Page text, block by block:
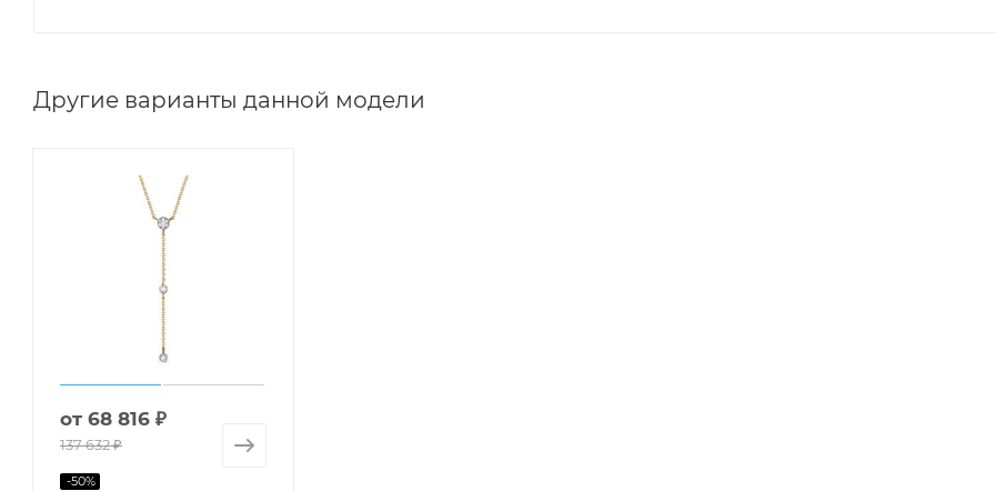
Другие варианты данной модели
от 68 816 ₽
137 632 ₽
-50%